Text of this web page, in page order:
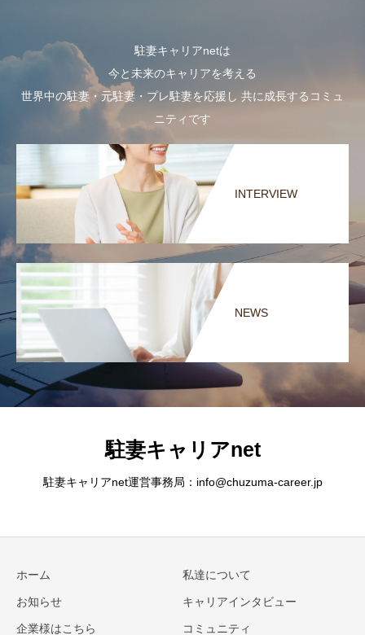
駐妻キャリアnetは
今と未来のキャリアを考える
世界中の駐妻・元駐妻・プレ駐妻を応援し 共に成長するコミュ
ニティです
INTERVIEW
NEWS
駐妻キャリアnet
駐妻キャリアnet運営事務局：info@chuzuma-career.jp
ホーム 私達について
お知らせ キャリアインタビュー
企業様はこちら コミュニティ